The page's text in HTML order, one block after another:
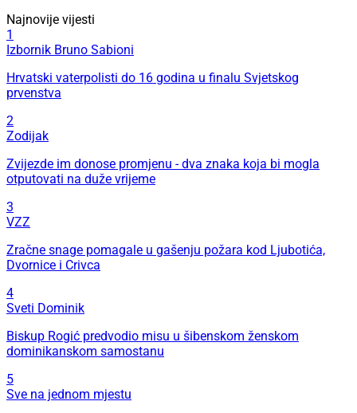
Najnovije vijesti
1
Izbornik Bruno Sabioni
Hrvatski vaterpolisti do 16 godina u finalu Svjetskog
prvenstva
2
Zodijak
Zvijezde im donose promjenu - dva znaka koja bi mogla
otputovati na duže vrijeme
3
VZZ
Zračne snage pomagale u gašenju požara kod Ljubotića,
Dvornice i Crivca
4
Sveti Dominik
Biskup Rogić predvodio misu u šibenskom ženskom
dominikanskom samostanu
5
Sve na jednom mjestu